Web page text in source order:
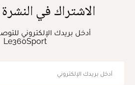
الاشتراك في النشرة
أدخل بريدك الإلكتروني
Le360Sport